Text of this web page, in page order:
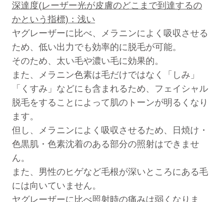
深達度(レーザー光が皮膚のどこまで到達するの
かという指標)：浅い
ヤグレーザーに比べ、メラニンによく吸収させる
ため、低い出力でも効率的に脱毛が可能。
そのため、太い毛や濃い毛に効果的。
また、メラニン色素は毛だけではなく「しみ」
「くすみ」などにも含まれるため、フェイシャル
脱毛をすることによって肌のトーンが明るくなり
ます。
但し、メラニンによく吸収させるため、日焼け・
色黒肌・色素沈着のある部分の照射はできませ
ん。
また、男性のヒゲなど毛根が深いところにある毛
には向いていません。
ヤグレーザーに比べ照射時の痛みは弱くなりま